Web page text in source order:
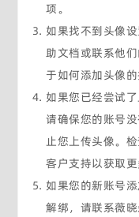
项。
如果找不到头像
助文档或联系他
于如何添加头像的
如果您已经尝试
请确保您的账号
止您上传头像。
客户支持以获取更
如果您的新账号
解绑，请联系薇